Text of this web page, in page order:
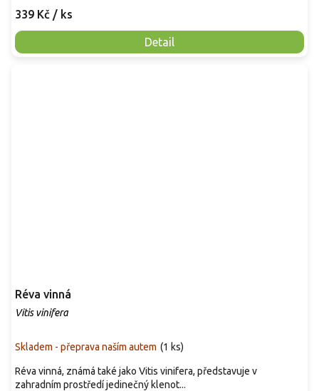
339 Kč / ks
Detail
Réva vinná
Vitis vinifera
Skladem - přeprava naším autem (1 ks)
Réva vinná, známá také jako Vitis vinifera, představuje v
zahradním prostředí jedinečný klenot...